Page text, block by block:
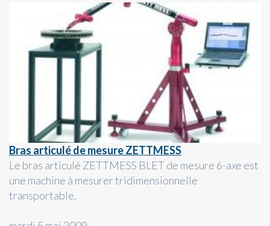
Bras articulé de mesure ZETTMESS
Le bras articulé ZETTMESS BLET de mesure 6-axe est
une machine à mesurer tridimensionnelle
transportable.